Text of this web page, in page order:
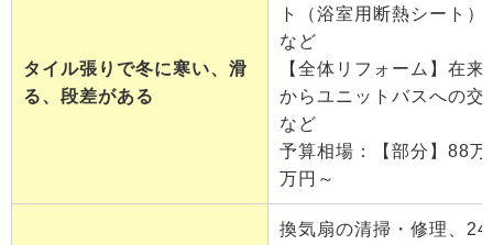
タイル張りで冬に寒い、滑
る、段差がある
ト（浴室用断熱シート
など
【全体リフォーム】在
からユニットバスへの交
など
予算相場：【部分】88
万円～
換気扇の清掃・修理、